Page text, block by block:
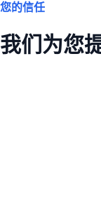
您的信任
我们为您